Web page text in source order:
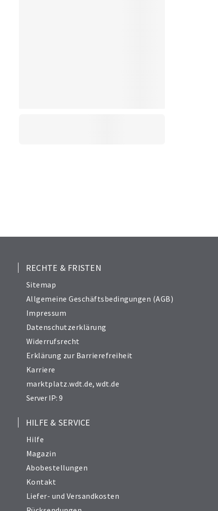
RECHTE & FRISTEN
Sitemap
Allgemeine Geschäftsbedingungen (AGB)
Impressum
Datenschutzerklärung
Widerrufsrecht
Erklärung zur Barrierefreiheit
Karriere
marktplatz.wdt.de,wdt.de
Server IP: 9
HILFE & SERVICE
Hilfe
Magazin
Abobestellungen
Kontakt
Liefer- und Versandkosten